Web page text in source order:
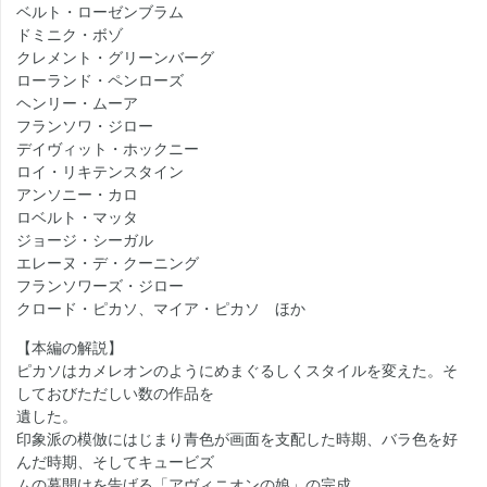
ベルト・ローゼンブラム
ドミニク・ボゾ
クレメント・グリーンバーグ
ローランド・ペンローズ
ヘンリー・ムーア
フランソワ・ジロー
デイヴィット・ホックニー
ロイ・リキテンスタイン
アンソニー・カロ
ロベルト・マッタ
ジョージ・シーガル
エレーヌ・デ・クーニング
フランソワーズ・ジロー
クロード・ピカソ、マイア・ピカソ ほか
【本編の解説】
ピカソはカメレオンのようにめまぐるしくスタイルを変えた。そ
しておびただしい数の作品を
遺した。
印象派の模倣にはじまり青色が画面を支配した時期、バラ色を好
んだ時期、そしてキュービズ